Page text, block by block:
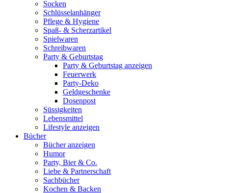
Socken
Schlüsselanhänger
Pflege & Hygiene
Spaß- & Scherzartikel
Spielwaren
Schreibwaren
Party & Geburtstag
Party & Geburtstag anzeigen
Feuerwerk
Party-Deko
Geldgeschenke
Dosenpost
Süssigkeiten
Lebensmittel
Lifestyle anzeigen
Bücher
Bücher anzeigen
Humor
Party, Bier & Co.
Liebe & Partnerschaft
Sachbücher
Kochen & Backen